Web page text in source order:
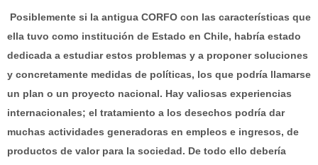
Posiblemente si la antigua CORFO con las características que
ella tuvo como institución de Estado en Chile, habría estado
dedicada a estudiar estos problemas y a proponer soluciones
y concretamente medidas de políticas, los que podría llamarse
un plan o un proyecto nacional. Hay valiosas experiencias
internacionales; el tratamiento a los desechos podría dar
muchas actividades generadoras en empleos e ingresos, de
productos de valor para la sociedad. De todo ello debería